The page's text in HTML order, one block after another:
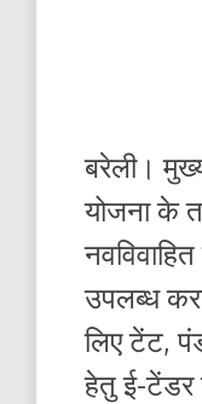
बरेली।
योजना के
उपलब्ध
लिए टेंट,
हेतु ई-टेंडर